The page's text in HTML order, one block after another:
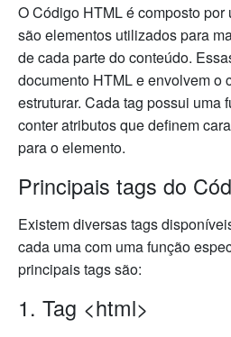
O Código HTML é composto
são elementos utilizados para
de cada parte do conteúdo.
documento HTML e envolvem o
estruturar. Cada tag possui uma
conter atributos que definem
para o elemento.
Principais tags do
Existem diversas tags
cada uma com uma função
principais tags são:
1. Tag <html>